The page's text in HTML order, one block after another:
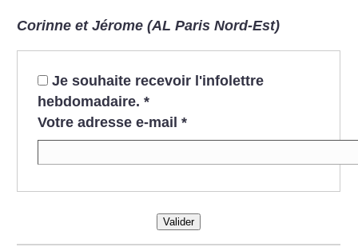
Corinne et Jérome (AL Paris Nord-Est)
Je souhaite recevoir l'infolettre
hebdomadaire. *
Votre adresse e-mail *
Valider